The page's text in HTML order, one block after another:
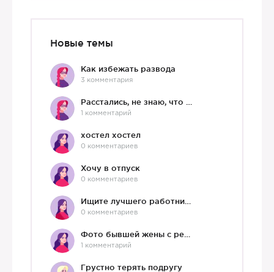
Новые темы
Как избежать развода
3 комментария
1 комментарий
хостел хостел
0 комментариев
Хочу в отпуск
0 комментариев
0 комментариев
1 комментарий
Грустно терять подругу